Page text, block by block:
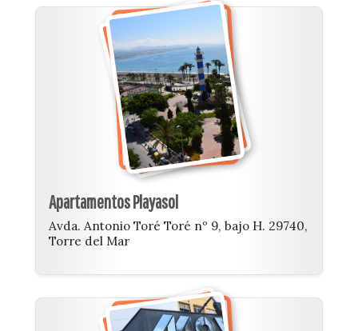
Apartamentos Playasol
Avda. Antonio Toré Toré nº 9, bajo H. 29740,
Torre del Mar